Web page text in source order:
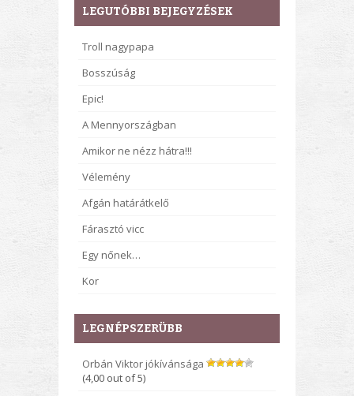
LEGUTÓBBI BEJEGYZÉSEK
Troll nagypapa
Bosszúság
Epic!
A Mennyországban
Amikor ne nézz hátra!!!
Vélemény
Afgán határátkelő
Fárasztó vicc
Egy nőnek…
Kor
LEGNÉPSZERÜBB
Orbán Viktor jókívánsága
(4,00 out of 5)